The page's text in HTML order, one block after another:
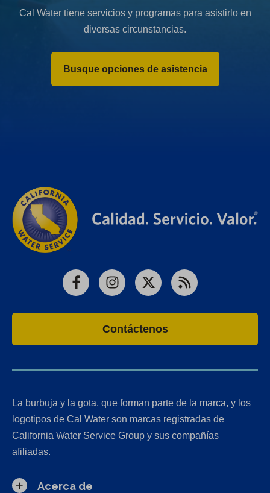
Cal Water tiene servicios y programas para asistirlo en
diversas circunstancias.
Busque opciones de asistencia
FacebookInstagram
X RSS
Contáctenos
La burbuja y la gota, que forman parte de la marca, y los
logotipos de Cal Water son marcas registradas de
California Water Service Group y sus compañías
afiliadas.
Acerca de